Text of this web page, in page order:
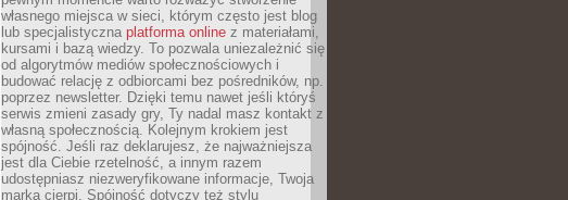
własnego miejsca w sieci, którym często jest blog
lub specjalistyczna platforma online z materiałami,
kursami i bazą wiedzy. To pozwala uniezależnić się
od algorytmów mediów społecznościowych i
budować relację z odbiorcami bez pośredników, np.
poprzez newsletter. Dzięki temu nawet jeśli któryś
serwis zmieni zasady gry, Ty nadal masz kontakt z
własną społecznością. Kolejnym krokiem jest
spójność. Jeśli raz deklarujesz, że najważniejsza
jest dla Ciebie rzetelność, a innym razem
udostępniasz niezweryfikowane informacje, Twoja
marka cierpi. Spójność dotyczy też stylu